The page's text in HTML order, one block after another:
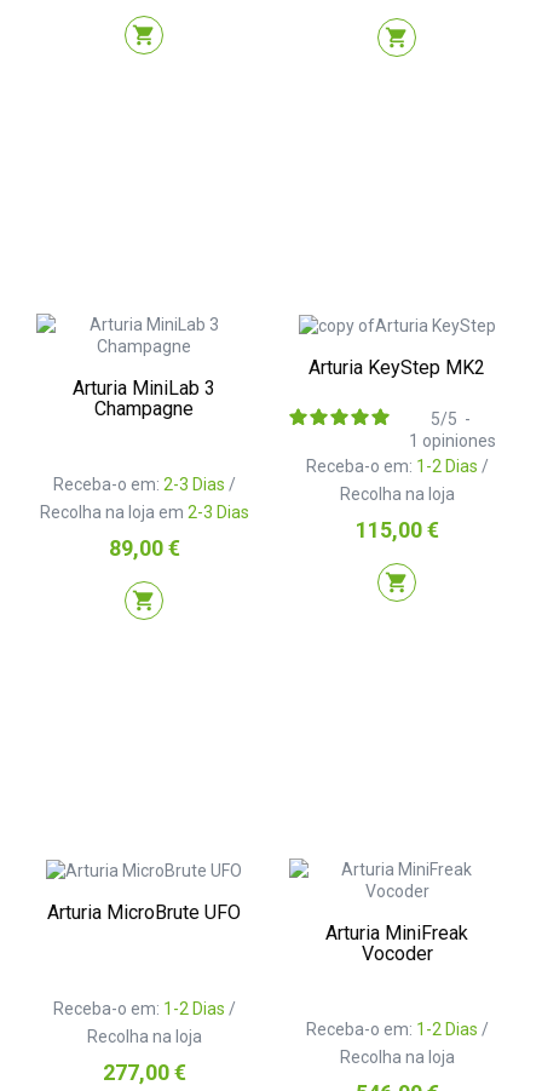
shopping_cart shopping_cart
Arturia MiniLab 3
Champagne
Receba-o em: 2-3 Dias /
Recolha na loja em 2-3 Dias
Preço
89,00 €
shopping_cart
Arturia KeyStep MK2
Receba-o em: 1-2 Dias /
Recolha na loja
5/5 -
1 opiniones
Preço
115,00 €
shopping_cart
Arturia MicroBrute UFO
Receba-o em: 1-2 Dias /
Recolha na loja
Preço
277,00 €
Arturia MiniFreak
Vocoder
Receba-o em: 1-2 Dias /
Recolha na loja